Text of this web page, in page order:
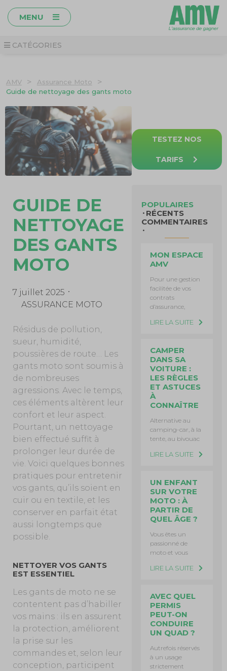
MENU
CATÉGORIES
AMV > Assurance Moto >
Guide de nettoyage des gants moto
GUIDE DE
NETTOYAGE
DES GANTS
MOTO
7 juillet 2025
ASSURANCE MOTO
Résidus de pollution,
sueur, humidité,
poussières de route… Les
gants moto sont soumis à
de nombreuses
agressions. Avec le temps,
ces éléments altèrent leur
confort et leur aspect.
Pourtant, un nettoyage
bien effectué suffit à
prolonger leur durée de
vie. Voici quelques bonnes
pratiques pour entretenir
vos gants, qu’ils soient en
cuir ou en textile, et les
conserver en parfait état
aussi longtemps que
possible.
NETTOYER VOS GANTS
EST ESSENTIEL
Les gants de moto ne se
contentent pas d’habiller
vos mains : ils en assurent
la protection, améliorent
la prise sur les
commandes et, selon leur
conception, participent
TESTEZ NOS
TARIFS
POPULAIRES
RÉCENTS
COMMENTAIRES
MON ESPACE
AMV
Pour une gestion
facilitée de vos
contrats
d’assurance,
LIRE LA SUITE
CAMPER
DANS SA
VOITURE :
LES RÈGLES
ET ASTUCES
À
CONNAÎTRE
Alternative au
camping-car, à la
tente, au bivouac
LIRE LA SUITE
UN ENFANT
SUR VOTRE
MOTO : À
PARTIR DE
QUEL ÂGE ?
Vous êtes un
passionné de
moto et vous
LIRE LA SUITE
AVEC QUEL
PERMIS
PEUT-ON
CONDUIRE
UN QUAD ?
Autrefois réservés
à un usage
strictement